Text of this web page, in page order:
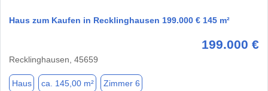
Haus zum Kaufen in Recklinghausen 199.000 € 145 m²
199.000 €
Recklinghausen, 45659
Haus ca. 145,00 m² Zimmer 6